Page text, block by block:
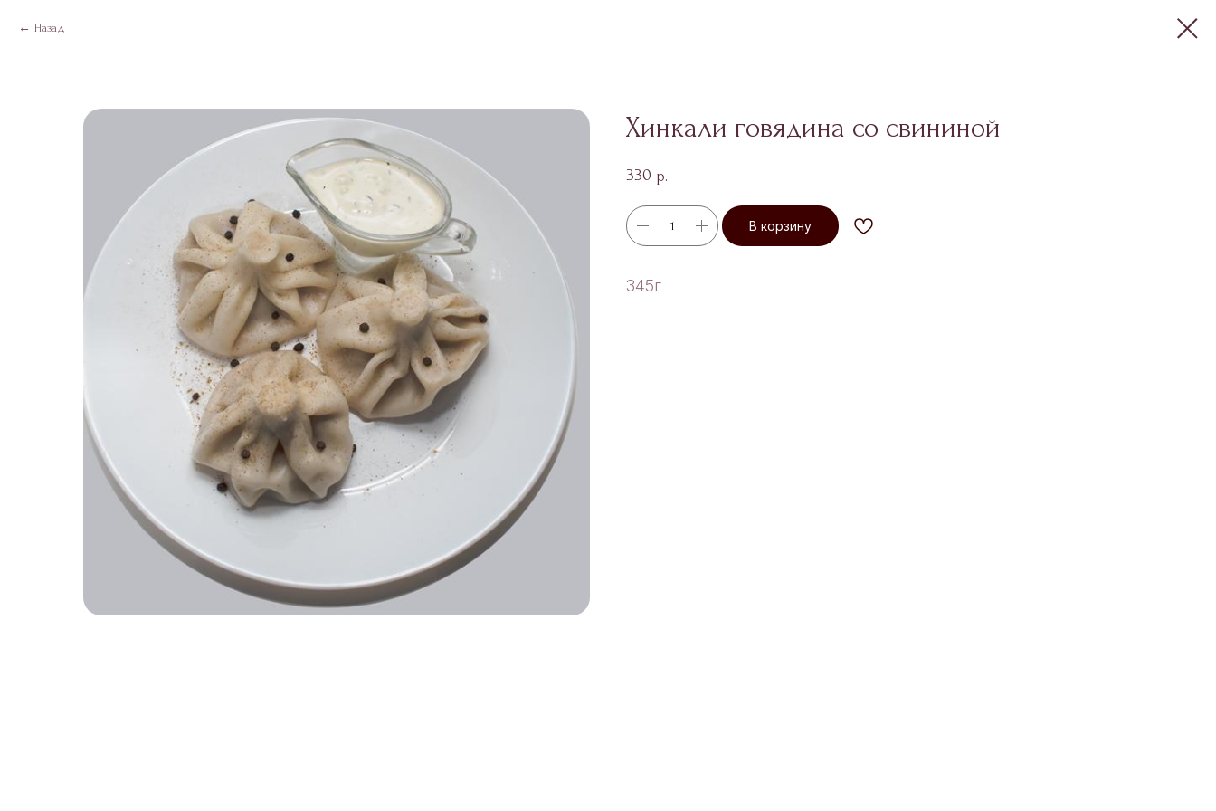
Назад
Хинкали говядина со свининой
330 р.
В корзину
345г